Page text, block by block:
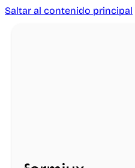
Saltar al contenido principal